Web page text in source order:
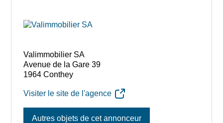
Valimmobilier SA
Avenue de la Gare 39
1964 Conthey
Visiter le site de l'agence
Autres objets de cet annonceur